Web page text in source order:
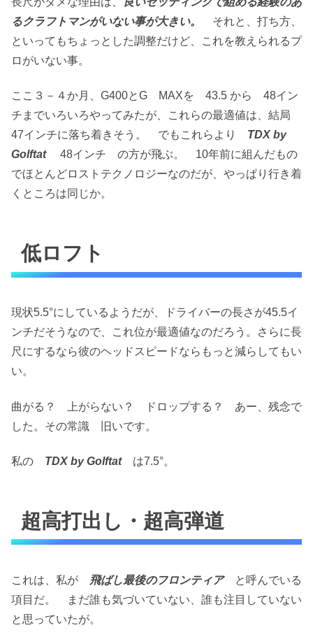
るクラフトマンがいない事が大きい。
それと、打ち方、
といってもちょっとした調整だけど、これを教えられるプ
ロがいない事。
ここ３－４か月、G400とG MAXを 43.5 から 48イン
チまでいろいろやってみたが、これらの最適値は、結局
47インチに落ち着きそう。 でもこれらより TDX by
Golftat
48インチ の方が飛ぶ。 10年前に組んだもの
でほとんどロストテクノロジーなのだが、やっぱり行き着
くところは同じか。
低ロフト
現状5.5°にしているようだが、ドライバーの長さが45.5イ
ンチだそうなので、これ位が最適値なのだろう。さらに長
尺にするなら彼のヘッドスピードならもっと減らしてもい
い。
曲がる？ 上がらない？ ドロップする？ あー、残念で
した。その常識 旧いです。
私の TDX by Golftatは7.5°。
超高打出し・超高弾道
これは、私が 飛ばし最後のフロンティア
と呼んでいる
項目だ。 まだ誰も気づいていない、誰も注目していない
と思っていたが。